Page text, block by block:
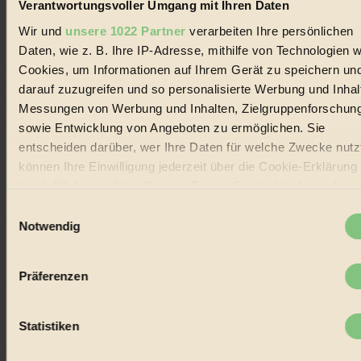
Verantwortungsvoller Umgang mit Ihren Daten
Wir und unsere 1022 Partner verarbeiten Ihre persönlichen
Daten, wie z. B. Ihre IP-Adresse, mithilfe von Technologien
Cookies, um Informationen auf Ihrem Gerät zu speichern
darauf zuzugreifen und so personalisierte Werbung und
Messungen von Werbung und Inhalten,
sowie Entwicklung von Angeboten zu ermöglichen. Sie
entscheiden darüber, wer Ihre Daten für welche Zwecke
können Ihre Einwilligung jederzeit über die Cookie-Erklärung
durch Klicken auf das Privacy Trigger Symbol ändern oder
Informationen über Ihre geografische Lage erfassen,
welche bis auf einige Meter genau sein können
Merkmalen (Fingerprinting) identifizieren
Notwendig
Präferenzen
Statistiken
Handels mit Bioprodukten, des Fair-Trade sowie der Branche
Social Media
22.601 Fans auf Facebook
3.415 Follower auf Twitter
Folge uns auf Instagram
Themen
Bio
#
Vegan